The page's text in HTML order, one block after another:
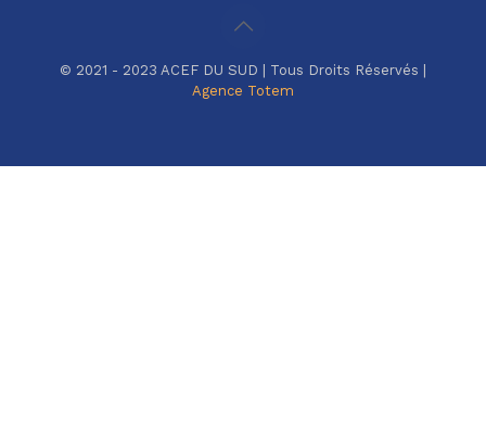
© 2021 - 2023 ACEF DU SUD | Tous Droits Réservés |
Agence Totem